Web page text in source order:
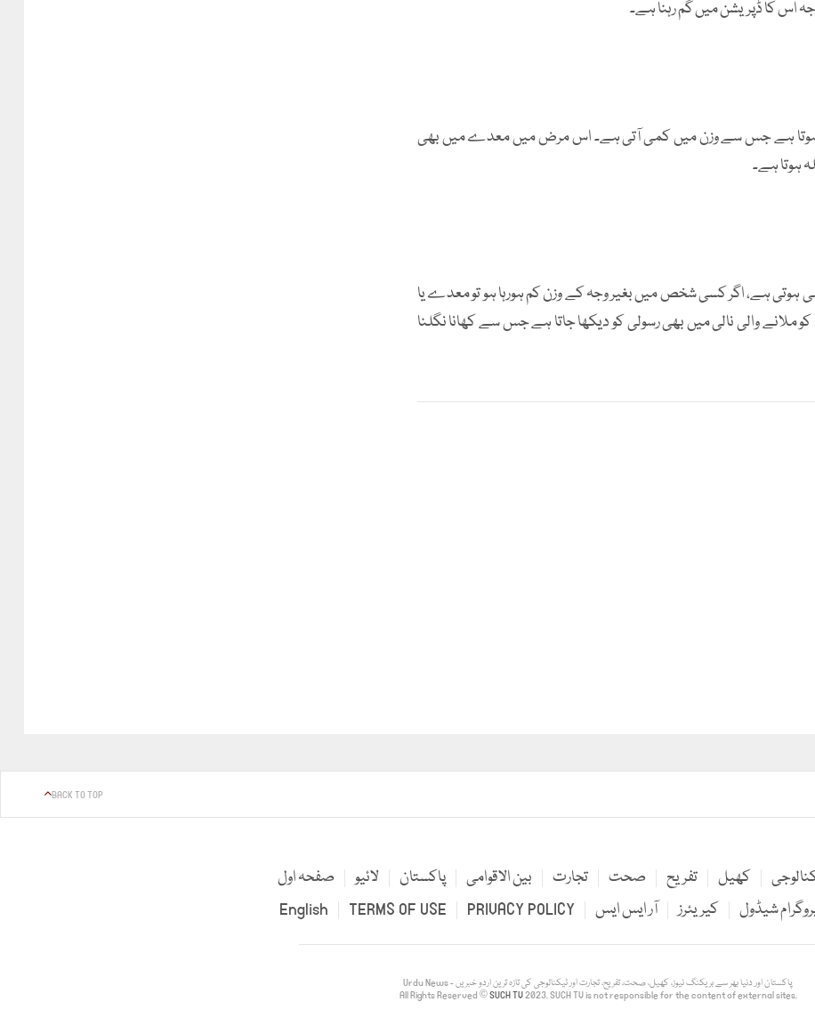
اس کا ڈپریشن میں گم رہنا ہے۔
ہوتا ہے جس سے وزن میں کمی آتی ہے۔ اس مرض میں معدے میں بھی
ہوتا ہے۔
ہے، اگر کسی شخص میں بغیر وجہ کے وزن کم ہورہا ہو تو معدے یا
ملانے والی نالی میں بھی رسولی کو دیکھا جاتا ہے جس سے کھانا نگلنا
BACK TO TOP
صفحہ اول لائیو پاکستان بین الاقوامی تجارت صحت تفریح کھیل
English
TERMS OF USE PRIVACY POLICY آر ایس ایس کیریئرز شیڈول
Urdu News - پاکستان اور دنیا بھر سے بریکنگ نیوز، کھیل، صحت، تفریح، تجارت اور ٹیکنالوجی کی تازہ ترین اردو خبریں
All Rights Reserved ©SUCH TV2023. SUCH TV is not responsible for the content of external sites.